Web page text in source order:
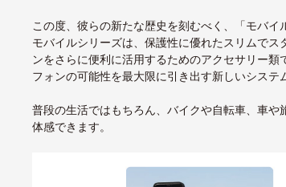
この度、彼らの新たな歴史を刻むべく、「モバイ
モバイルシリーズは、保護性に優れたスリムで
ンをさらに便利に活用するためのアクセサリー
フォンの可能性を最大限に引き出す新しいシステ
普段の生活ではもちろん、バイクや自転車、車
体感できます。